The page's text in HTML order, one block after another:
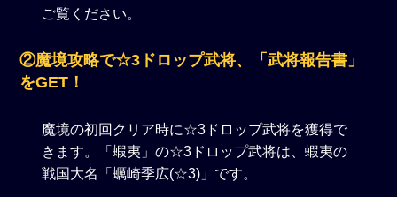
ご覧ください。
②魔境攻略で☆3ドロップ武将、「武将報告書」
をGET！
魔境の初回クリア時に☆3ドロップ武将を獲得で
きます。「蝦夷」の☆3ドロップ武将は、蝦夷の
戦国大名「蠣崎季広(☆3)」です。